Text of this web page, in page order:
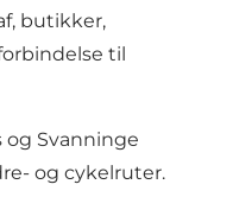
butikker,
til
Svanninge
og cykelruter.